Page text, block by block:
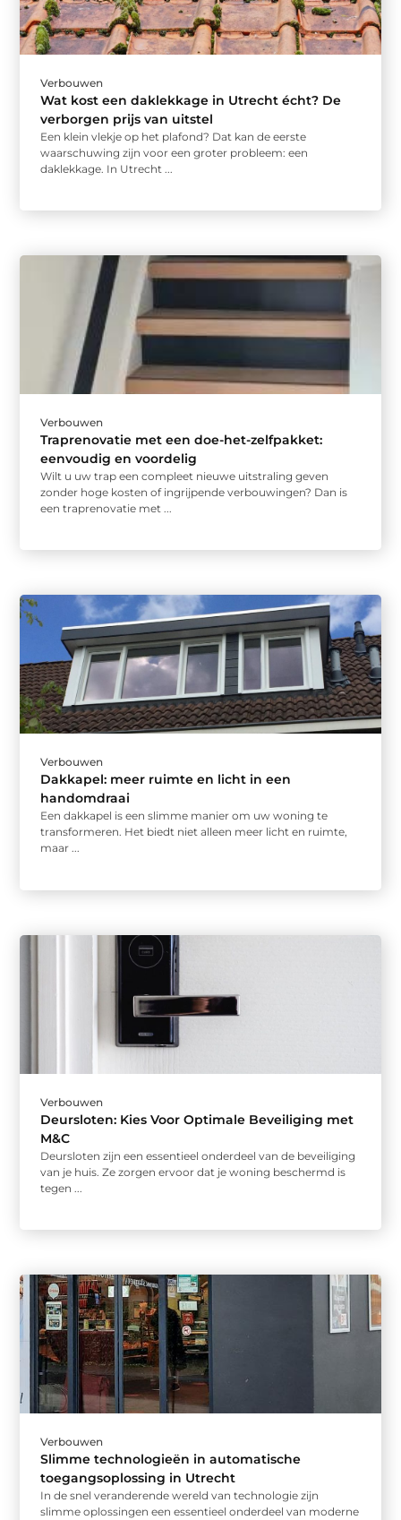
Verbouwen
Wat kost een daklekkage in Utrecht écht? De
verborgen prijs van uitstel
Een klein vlekje op het plafond? Dat kan de eerste
waarschuwing zijn voor een groter probleem: een
daklekkage. In Utrecht ...
Verbouwen
Traprenovatie met een doe-het-zelfpakket:
eenvoudig en voordelig
Wilt u uw trap een compleet nieuwe uitstraling geven
zonder hoge kosten of ingrijpende verbouwingen? Dan is
een traprenovatie met ...
Verbouwen
Dakkapel: meer ruimte en licht in een
handomdraai
Een dakkapel is een slimme manier om uw woning te
transformeren. Het biedt niet alleen meer licht en ruimte,
maar ...
Verbouwen
Deursloten: Kies Voor Optimale Beveiliging met
M&C
Deursloten zijn een essentieel onderdeel van de beveiliging
van je huis. Ze zorgen ervoor dat je woning beschermd is
tegen ...
Verbouwen
Slimme technologieën in automatische
toegangsoplossing in Utrecht
In de snel veranderende wereld van technologie zijn
slimme oplossingen een essentieel onderdeel van moderne